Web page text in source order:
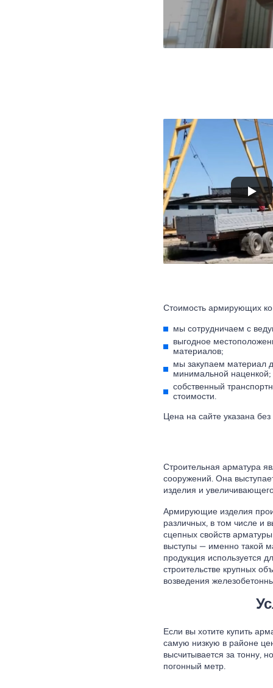
Стоимость армирующих
мы сотрудничаем с
выгодное
материалов;
мы закупаем материал
минимальной наценкой;
собственный
стоимости.
Цена на сайте указана
Строительная арматура
сооружений. Она
изделия и
Армирующие изделия
различных, в том числе и
сцепных свойств
выступы — именно такой
продукция используется
строительстве крупных
возведения
Если вы хотите купить
самую низкую в районе
высчитывается за тонну,
погонный метр.